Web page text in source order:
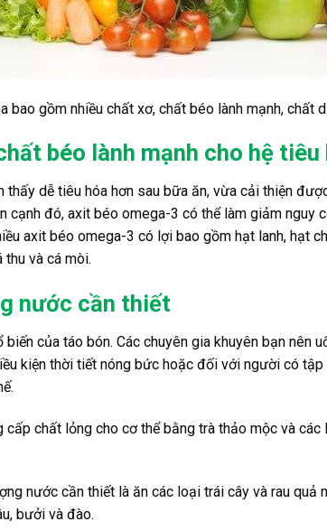
bao gồm nhiều chất xơ, chất béo lành mạnh, chất
béo lành mạnh cho hệ tiêu
thấy dễ tiêu hóa hơn sau bữa ăn, vừa cải thiện
cạnh đó, axit béo omega-3 có thể làm giảm nguy
axit béo omega-3 có lợi bao gồm hạt lanh, hạt
và cá mòi.
nước cần thiết
của táo bón. Các chuyên gia khuyên bạn nên
kiện thời tiết nóng bức hoặc đối với người có
cấp chất lỏng cho cơ thể bằng trà thảo mộc và
nước cần thiết là ăn các loại trái cây và rau quả
bưởi và đào.